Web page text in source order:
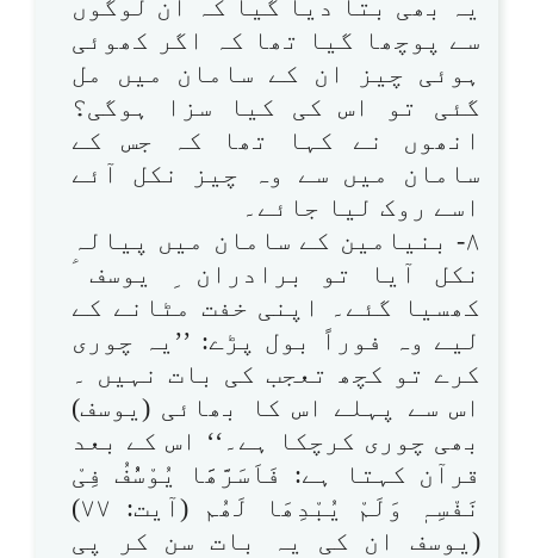
یہ بھی بتا دیا گیا کہ ان لوگوں
سے پوچھا گیا تھا کہ اگر کھوئی
ہوئی چیز ان کے سامان میں مل
گئی تو اس کی کیا سزا ہوگی؟
انھوں نے کہا تھا کہ جس کے
سامان میں سے وہ چیز نکل آئے
اسے روک لیا جائے۔
۸- بنیامین کے سامان میں پیالہ
نکل آیا تو برادران ِ یوسف ؑ
کھسیا گئے۔ اپنی خفت مٹانے کے
لیے وہ فوراً بول پڑے: ’’یہ چوری
کرے تو کچھ تعجب کی بات نہیں ۔
اس سے پہلے اس کا بھائی (یوسف)
بھی چوری کرچکا ہے۔‘‘ اس کے بعد
قرآن کہتا ہے: فَاَسَرَّھََا یُوْسُُفُ فِیْ
نَفْسِہٖ وَلَمْ یُبْدِھَا لَھُم (آیت: ۷۷)
(یوسف ان کی یہ بات سن کر پی